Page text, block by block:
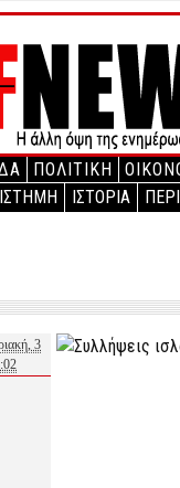
ΠΟΛΙΤΙΚΗ
ΙΣΤΟΡΙΑ
3